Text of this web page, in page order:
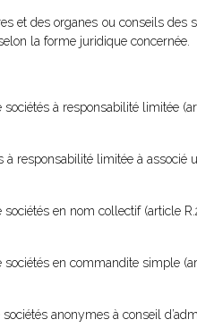
et des organes ou conseils
la forme juridique concernée.
à responsabilité limitée
responsabilité limitée à
en nom collectif (article
en commandite simple
anonymes à conseil